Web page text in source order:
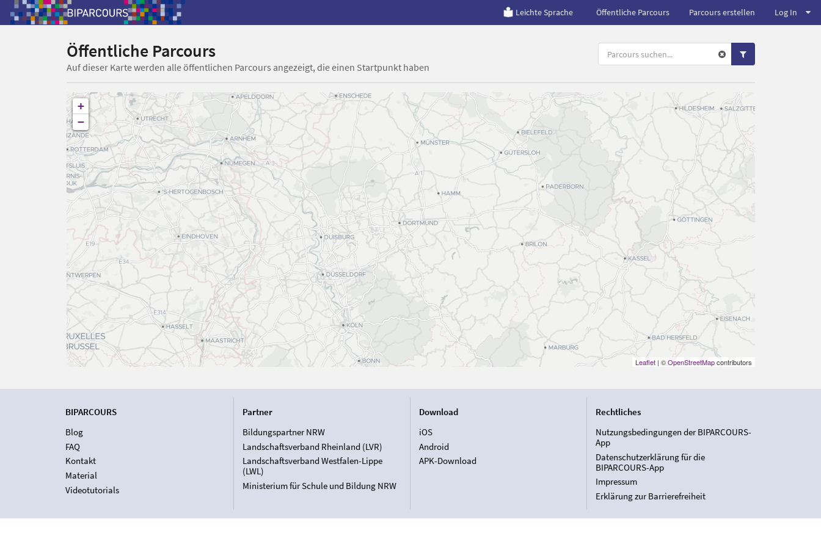
Leichte Sprache Öffentliche Parcours Parcours erstellen Log In
Öffentliche Parcours
Auf dieser Karte werden alle öffentlichen Parcours angezeigt, die einen Startpunkt haben
+
−
Leaflet| ©OpenStreetMapcontributors
BIPARCOURS
Blog
FAQ
Kontakt
Material
Videotutorials
Partner
Bildungspartner NRW
Landschaftsverband Rheinland (LVR)
Landschaftsverband Westfalen-Lippe
(LWL)
Ministerium für Schule und Bildung NRW
Download
iOS
Android
APK-Download
Rechtliches
Nutzungsbedingungen der BIPARCOURS-
App
Datenschutzerklärung für die
BIPARCOURS-App
Impressum
Erklärung zur Barrierefreiheit